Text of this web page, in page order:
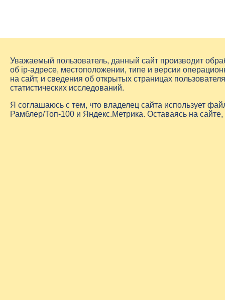
Уважаемый пользователь, данный сайт производит
об ip-адресе, местоположении, типе и версии
на сайт, и сведения об открытых страницах
статистических исследований.
Я соглашаюсь с тем, что владелец сайта использует
Рамблер/Топ-100 и Яндекс.Метрика. Оставаясь на